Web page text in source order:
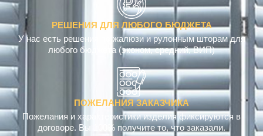
РЕШЕНИЯ ДЛЯ ЛЮБОГО БЮДЖЕТА
У нас есть решения по жалюзи и рулонным шторам для
любого бюджета (эконом, средний, ВИП)
ПОЖЕЛАНИЯ ЗАКАЗЧИКА
Пожелания и характеристики изделия фиксируются в
договоре. Вы 100% получите то, что заказали.